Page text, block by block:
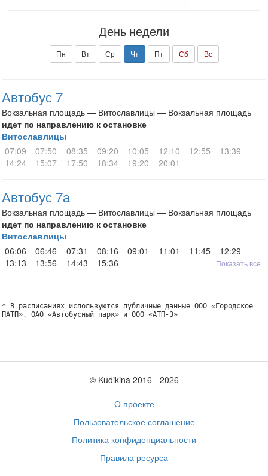
День недели
Пн Вт Ср Чт Пт Сб Вс
Автобус 7
Вокзальная площадь — Витославлицы — Вокзальная площадь
идет по направлению к остановке
Витославлицы
07:09
07:50 08:35 09:20 10:05 12:10 12:55
13:39
14:24
15:07 17:50 18:34 19:20 20:01
Автобус 7а
Вокзальная площадь — Витославлицы — Вокзальная площадь
идет по направлению к остановке
Витославлицы
06:06
06:46 07:31 08:16 09:01 11:01 11:45
12:29
13:13
13:56 14:43 15:36 Показать все
* В расписаниях используются публичные данные ООО «Городское
ПАТП», ОАО «Автобусный парк» и ООО «АТП-3»
© Kudikina 2016 ‐ 2026
О проекте
Пользовательское соглашение
Политика конфиденциальности
Правила ресурса